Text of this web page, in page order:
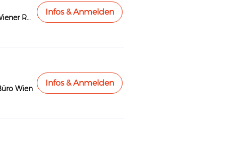
Die Volkshalle im Wiener Rathaus
Infos & Anmelden
Wien
Infos & Anmelden